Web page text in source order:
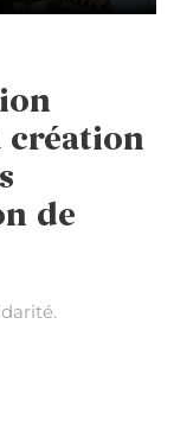
création
de
.